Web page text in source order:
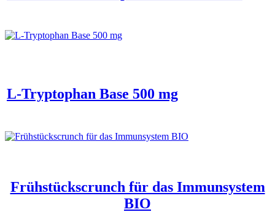
L-Tryptophan Base 500 mg
Frühstückscrunch für das Immunsystem
BIO